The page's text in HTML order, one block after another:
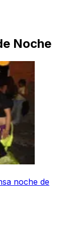
Noche
noche de